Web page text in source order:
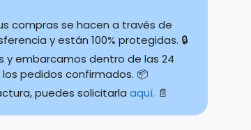
compras se hacen a través de
y están 100% protegidas. 🔒
y embarcamos dentro de las 24
pedidos confirmados. 📦
puedes solicitarla aquí. 📄